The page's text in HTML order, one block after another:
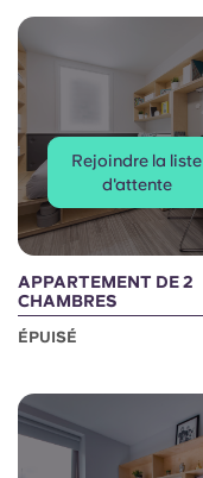
Rejoindre la liste
d'attente
APPARTEMENT DE 2
CHAMBRES
ÉPUISÉ